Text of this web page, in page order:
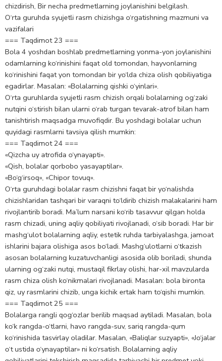
chizdirish, Bir necha predmetlarning joylanishini belgilash.
O‘rta guruhda syujetli rasm chizishga o‘rgatishning mazmuni va
vazifalari
=== Taqdimot 23 ===
Bola 4 yoshdan boshlab predmetlarning yonma-yon joylanishini
odamlarning ko‘rinishini faqat old tomondan, hayvonlarning
ko‘rinishini faqat yon tomondan bir yo‘lda chiza olish qobiliyatiga
egadirlar. Masalan: «Bolalarning qishki o‘yinlari».
O‘rta guruhlarda syujetli rasm chizish orqali bolalarning og‘zaki
nutqini o‘stirish bilan ularni o‘rab turgan tevarak-atrof bilan ham
tanishtirish maqsadga muvofiqdir. Bu yoshdagi bolalar uchun
quyidagi rasmlarni tavsiya qilish mumkin:
=== Taqdimot 24 ===
«Qizcha uy atrofida o‘ynayapti».
«Qish, bolalar qorbobo yasayaptilar».
«Bo‘g‘irsoq», «Chipor tovuq».
O‘rta guruhdagi bolalar rasm chizishni faqat bir yo‘nalishda
chizishlaridan tashqari bir varaqni to‘ldirib chizish malakalarini ham
rivojlantirib boradi. Ma’lum narsani ko‘rib tasavvur qilgan holda
rasm chizadi, uning aqliy qobiliyati rivojlanadi, o‘sib boradi. Har bir
mashg‘ulot bolalarning aqliy, estetik ruhda tarbiyalashga, jamoat
ishlarini bajara olishiga asos bo‘ladi. Mashg‘ulotlarni o‘tkazish
asosan bolalarning kuzatuvchanligi asosida olib boriladi, shunda
ularning og‘zaki nutqi, mustaqil fikrlay olishi, har-xil mavzularda
rasm chiza olish ko‘nikmalari rivojlanadi. Masalan: bola bironta
qiz, uy rasmlarini chizib, unga kichik ertak ham to‘qishi mumkin.
=== Taqdimot 25 ===
Bolalarga rangli qog‘ozlar berilib maqsad aytiladi. Masalan, bola
ko‘k rangda-o‘tlarni, havo rangda-suv, sariq rangda-qum
ko‘rinishida tasvirlay oladilar. Masalan, «Baliqlar suzyapti», «Jo‘jalar
o‘t ustida o‘ynayaptilar» ni ko‘rsatish. Bolalarning aqliy